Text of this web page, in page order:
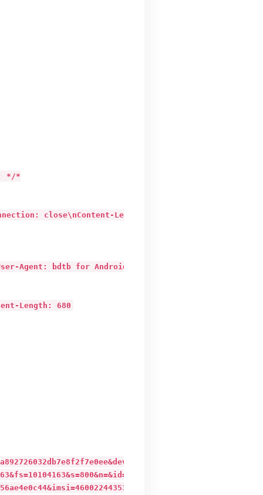
*/*
close\nContent-Length: 533\nContent-Type:
Agent: bdtb for Android 9.0.8.0
Length: 680